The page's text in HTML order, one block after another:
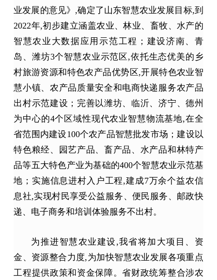
业发展的意见》,确定了山东智慧农业发展目标,到
2022年,初步建立涵盖农业、林业、畜牧、水产的
智慧农业大数据应用示范工程；建设济南、青
岛、潍坊3个智慧农业示范区,依托生态优美的乡
村旅游资源和特色农产品优势区,开展特色农业智
慧小镇、农产品质量安全和电商快递服务农产品
出村示范建设；完善以潍坊、临沂、济宁、德州
为中心的4个区域性现代农业智慧物流基地,在全
省范围内建设100个农产品智慧批发市场；建设以
特色粮经、园艺产品、畜产品、水产品和林特产
品等五大特色产业为基础的400个智慧农业示范基
地；实施信息进村入户工程,建成7万余个益农信
息社,实现村民享受公益服务、便民服务、邮政快
递、电子商务和培训体验服务不出村。
为推进智慧农业建设,我省将加大项目、资
金、资源整合力度,为加快智慧农业发展各项重点
工程提供政策和资金保障。省财政统筹整合涉农